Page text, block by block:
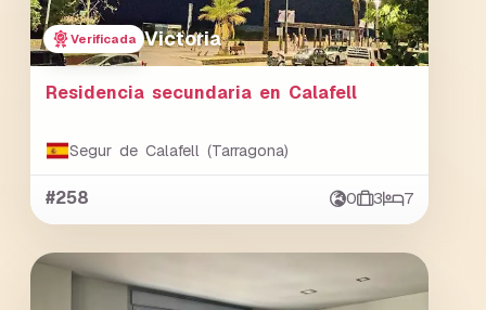
Verificada Victoria
Residencia secundaria en Calafell
Segur de Calafell (Tarragona)
#258 0 3 7